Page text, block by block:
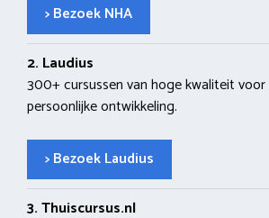
> Bezoek NHA
2. Laudius
300+ cursussen van hoge kwaliteit
persoonlijke ontwikkeling.
> Bezoek Laudius
3. Thuiscursus.nl